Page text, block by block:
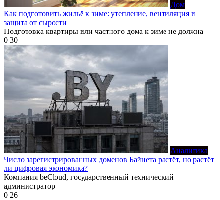
Дом
Как подготовить жильё к зиме: утепление, вентиляция и
защита от сырости
Подготовка квартиры или частного дома к зиме не должна
0 30
Аналитика
Число зарегистрированных доменов Байнета растёт, но растёт
ли цифровая экономика?
Компания beCloud, государственный технический
администратор
0 26